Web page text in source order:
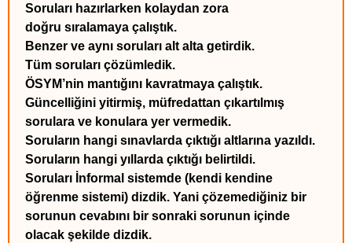
Soruları hazırlarken kolaydan zora
doğru sıralamaya çalıştık.
Benzer ve aynı soruları alt alta getirdik.
Tüm soruları çözümledik.
ÖSYM’nin mantığını kavratmaya çalıştık.
Güncelliğini yitirmiş, müfredattan çıkartılmış
sorulara ve konulara yer vermedik.
Soruların hangi sınavlarda çıktığı altlarına yazıldı.
Soruların hangi yıllarda çıktığı belirtildi.
Soruları İnformal sistemde (kendi kendine
öğrenme sistemi) dizdik. Yani çözemediğiniz bir
sorunun cevabını bir sonraki sorunun içinde
olacak şekilde dizdik.